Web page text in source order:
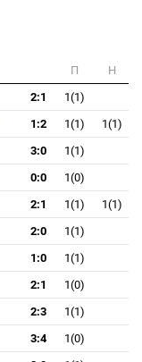
П
Н
2:1
1(1)
1:2 1(1)
1(1)
3:0
1(1)
0:0
1(0)
2:1 1(1)
1(1)
2:0
1(1)
1:0
1(1)
2:1
1(0)
2:3
1(1)
3:4
1(0)